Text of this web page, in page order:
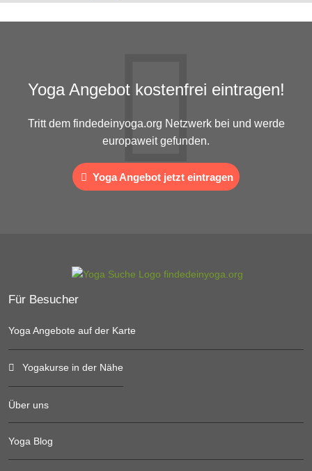
Yoga Angebot kostenfrei eintragen!
Tritt dem findedeinyoga.org Netzwerk bei und werde
europaweit gefunden.
Yoga Angebot jetzt eintragen
Für Besucher
Yoga Angebote auf der Karte
Yogakurse in der Nähe
Über uns
Yoga Blog